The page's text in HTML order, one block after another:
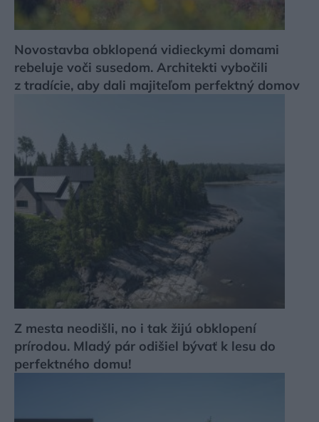
Novostavba obklopená vidieckymi domami
rebeluje voči susedom. Architekti vybočili
z tradície, aby dali majiteľom perfektný domov
Z mesta neodišli, no i tak žijú obklopení
prírodou. Mladý pár odišiel bývať k lesu do
perfektného domu!